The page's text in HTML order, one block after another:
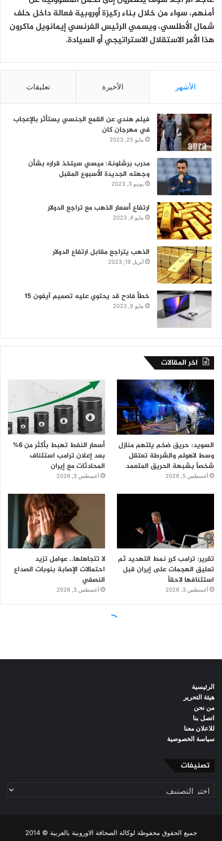
الرئيسية
هيئة التحرير
من نحن
اتصل بنا
للاعلان معنا
سياسة الخصوصية
تصنيفات
تصنيفات
جميع الحقوق محفوظة لوكالة الصحافة الاوروبية بالعربية © 2014